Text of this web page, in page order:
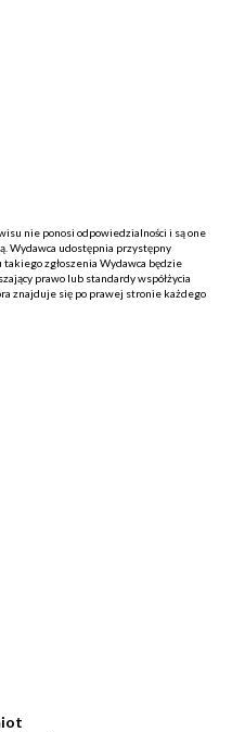
nie ponosi odpowiedzialności i są one
Wydawca udostępnia przystępny
zgłoszenia Wydawca będzie
prawo lub standardy współżycia
znajduje się po prawej stronie każdego